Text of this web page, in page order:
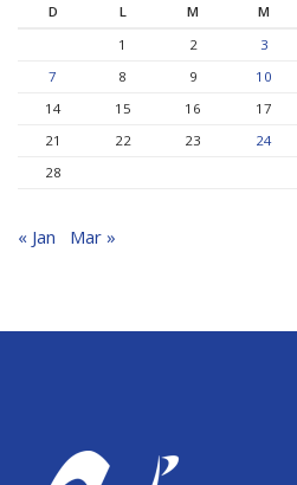
D L M M
1
2 3
7
8 9 10
14
15 16 17
21
22 23 24
28
« Jan Mar »